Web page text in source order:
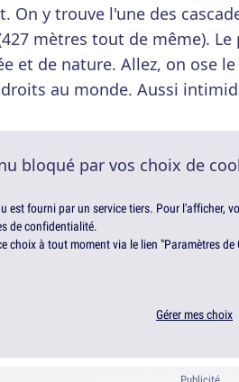
On y trouve l'une des
mètres tout de même).
et de nature. Allez, on ose
au monde. Aussi
bloqué par vos choix de
est fourni par un service tiers. Pour l'afficher,
de confidentialité.
choix à tout moment via le lien "Paramètres
Gérer mes choix